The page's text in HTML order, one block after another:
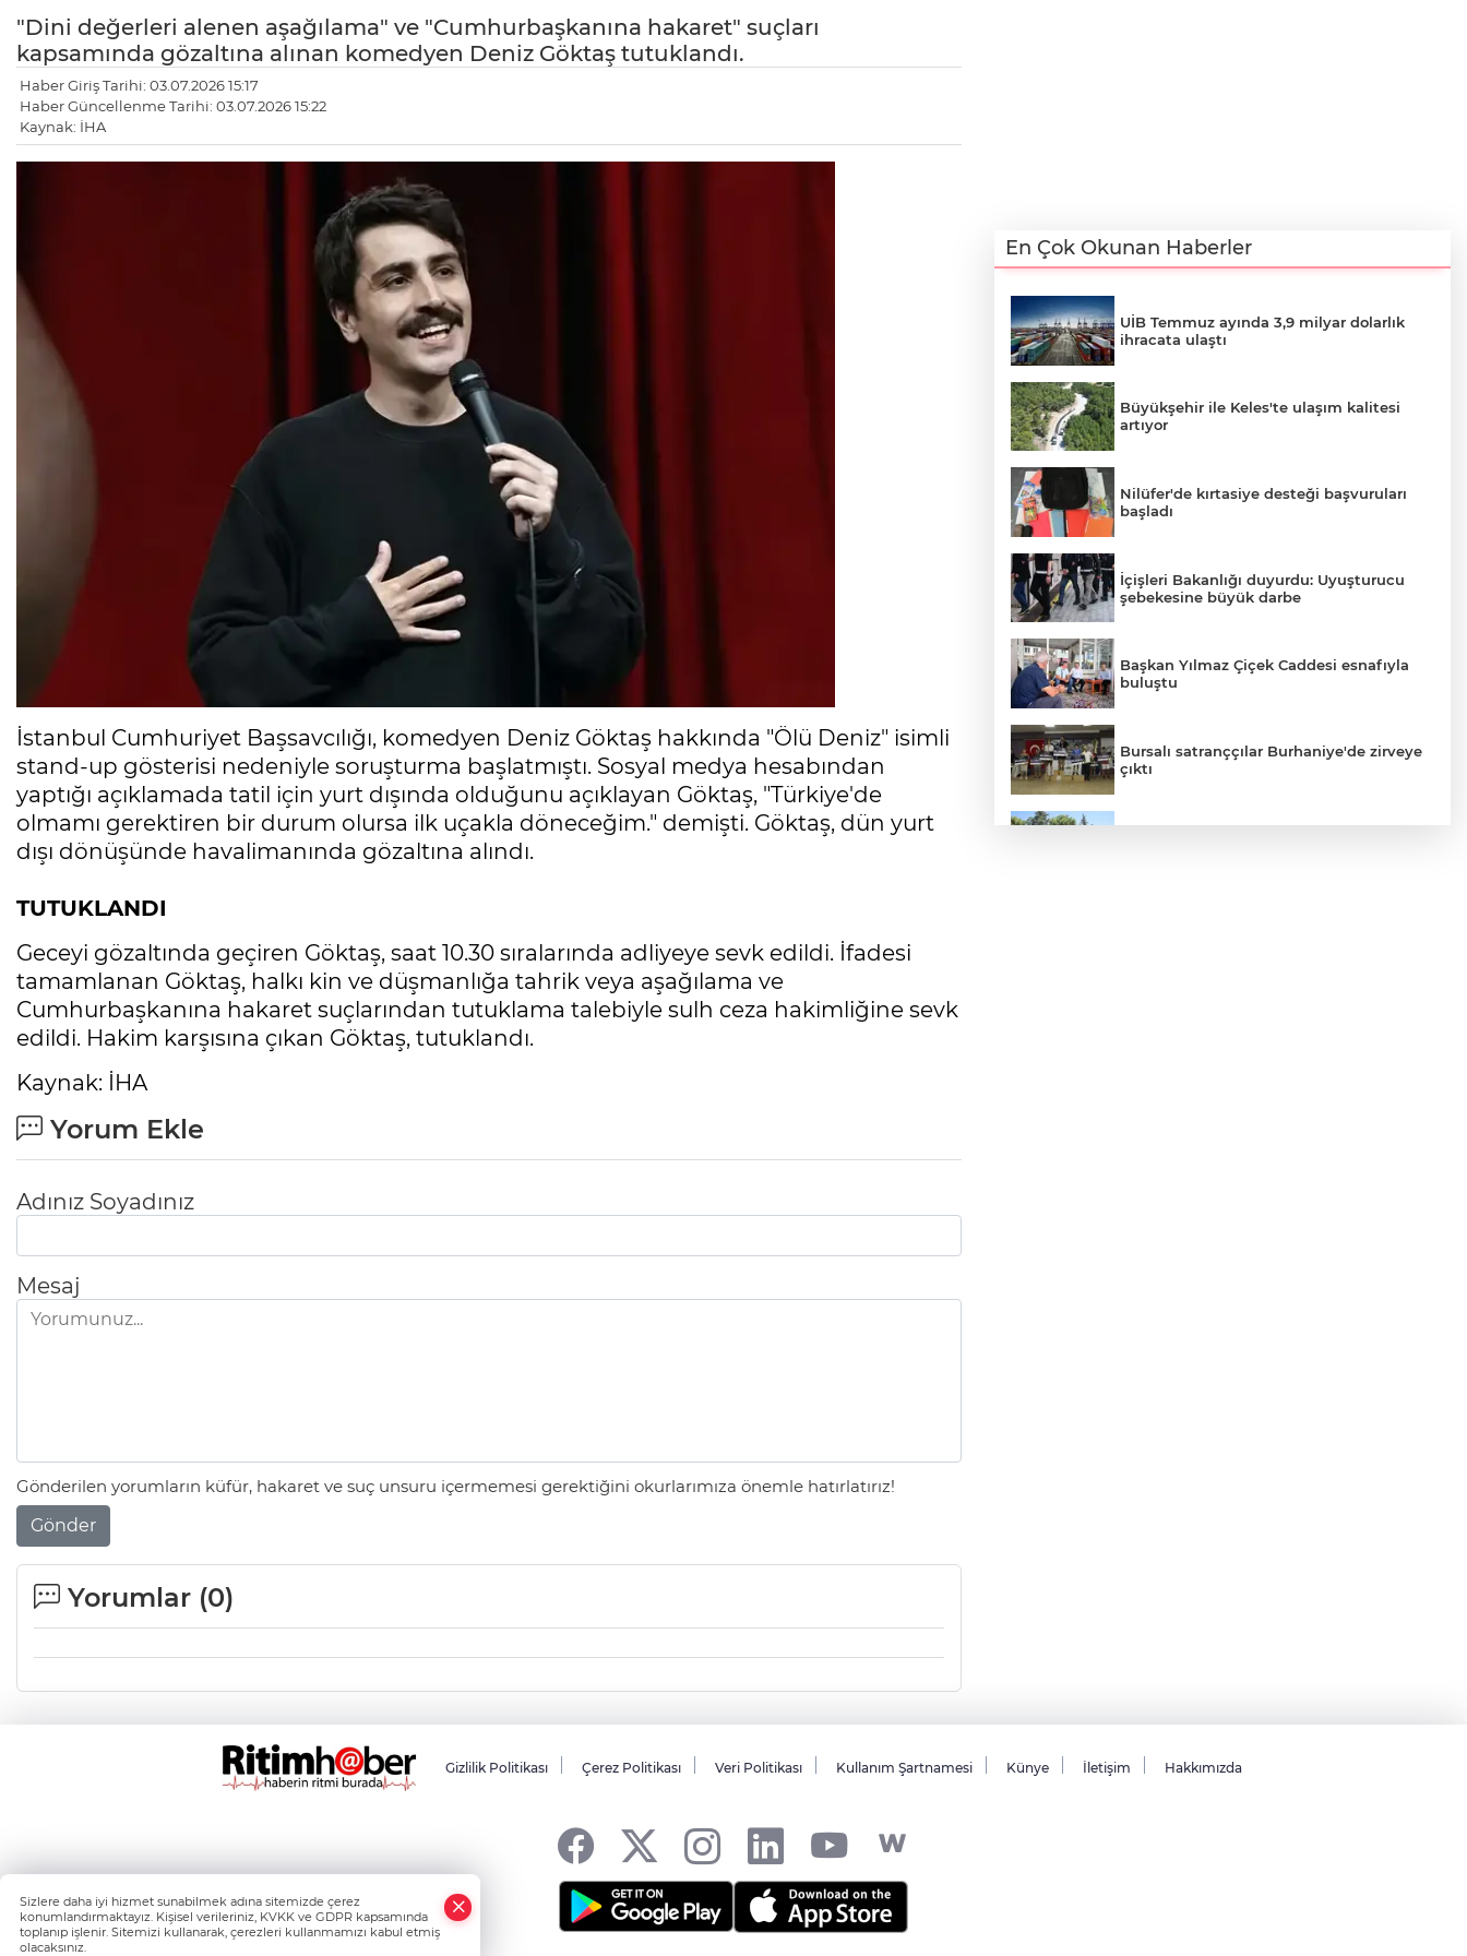
"Dini değerleri alenen aşağılama" ve "Cumhurbaşkanına hakaret" suçları
kapsamında gözaltına alınan komedyen Deniz Göktaş tutuklandı.
Haber Giriş Tarihi: 03.07.2026 15:17
Haber Güncellenme Tarihi: 03.07.2026 15:22
Kaynak: İHA
İstanbul Cumhuriyet Başsavcılığı, komedyen Deniz Göktaş hakkında "Ölü Deniz" isimli
stand-up gösterisi nedeniyle soruşturma başlatmıştı. Sosyal medya hesabından
yaptığı açıklamada tatil için yurt dışında olduğunu açıklayan Göktaş, "Türkiye'de
olmamı gerektiren bir durum olursa ilk uçakla döneceğim." demişti. Göktaş, dün yurt
dışı dönüşünde havalimanında gözaltına alındı.
TUTUKLANDI
Geceyi gözaltında geçiren Göktaş, saat 10.30 sıralarında adliyeye sevk edildi. İfadesi
tamamlanan Göktaş, halkı kin ve düşmanlığa tahrik veya aşağılama ve
Cumhurbaşkanına hakaret suçlarından tutuklama talebiyle sulh ceza hakimliğine sevk
edildi. Hakim karşısına çıkan Göktaş, tutuklandı.
Kaynak: İHA
Yorum Ekle
Adınız Soyadınız
Mesaj
Gönderilen yorumların küfür, hakaret ve suç unsuru içermemesi gerektiğini okurlarımıza önemle hatırlatırız!
Gönder
Yorumlar (0)
En Çok Okunan Haberler
UİB Temmuz ayında 3,9 milyar dolarlık
ihracata ulaştı
Büyükşehir ile Keles'te ulaşım kalitesi
artıyor
Nilüfer'de kırtasiye desteği başvuruları
başladı
İçişleri Bakanlığı duyurdu: Uyuşturucu
şebekesine büyük darbe
Başkan Yılmaz Çiçek Caddesi esnafıyla
buluştu
Bursalı satranççılar Burhaniye'de zirveye
çıktı
Gizlilik Politikası Çerez Politikası Veri Politikası Kullanım Şartnamesi Künye İletişim Hakkımızda
Sizlere daha iyi hizmet sunabilmek adına sitemizde çerez
konumlandırmaktayız. Kişisel verileriniz, KVKK ve GDPR kapsamında
toplanıp işlenir. Sitemizi kullanarak, çerezleri kullanmamızı kabul etmiş
olacaksınız.